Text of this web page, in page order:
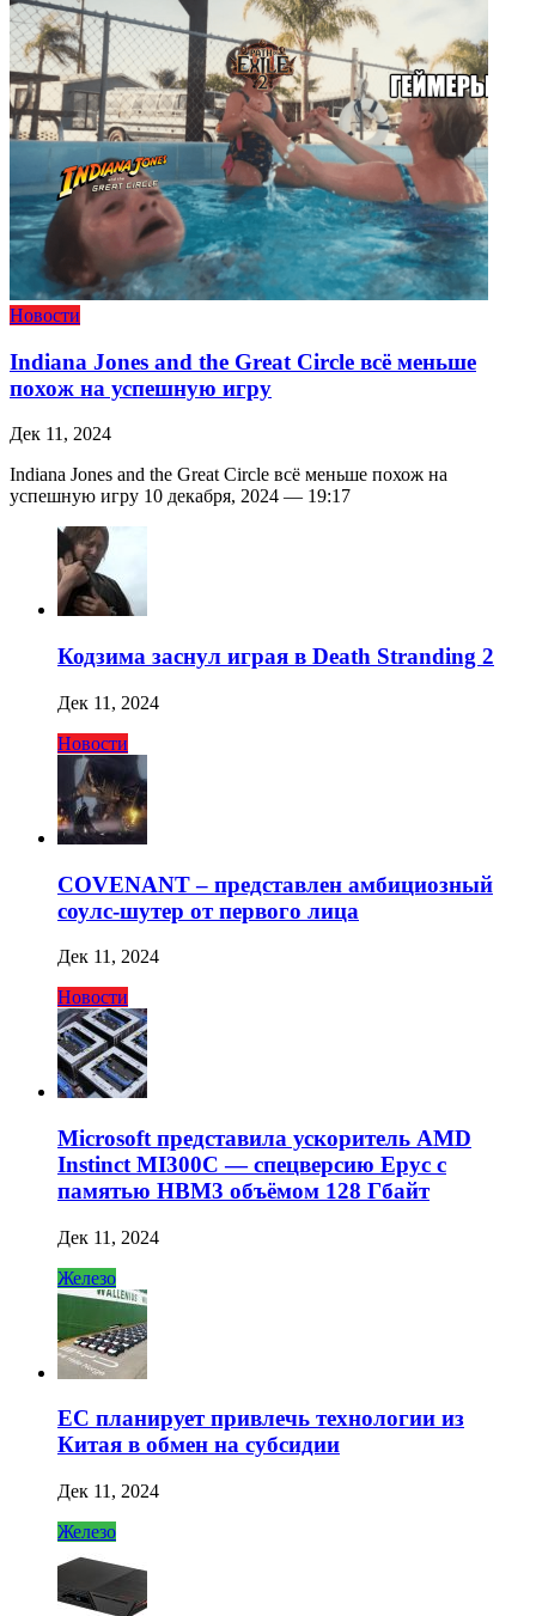
Новости
Indiana Jones and the Great Circle всё меньше
похож на успешную игру
Дек 11, 2024
Indiana Jones and the Great Circle всё меньше похож на
успешную игру 10 декабря, 2024 — 19:17
Кодзима заснул играя в Death Stranding 2
Дек 11, 2024
Новости
COVENANT – представлен амбициозный
соулс-шутер от первого лица
Дек 11, 2024
Новости
Microsoft представила ускоритель AMD
Instinct MI300C — спецверсию Epyc с
памятью HBM3 объёмом 128 Гбайт
Дек 11, 2024
Железо
ЕС планирует привлечь технологии из
Китая в обмен на субсидии
Дек 11, 2024
Железо